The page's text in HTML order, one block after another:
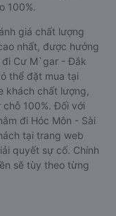
100%.
giá chất lượng
nhất, được hưởng
đi Cư M`gar - Đắk
thể đặt mua tại
khách chất lượng,
100%. Đối với
đi Hóc Môn - Sài
tại trang web
quyết sự cố. Chính
sẽ tùy theo từng